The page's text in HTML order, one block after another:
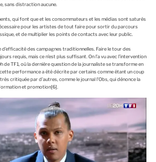
sans distraction aucune.
qui font que et les consommateurs et les médias sont saturés
pour les artistes de tout faire pour sortir du parcours
et de multiplier les points de contacts avec leur public.
des campagnes traditionnelles. Faire le tour des
requis, mais ce n’est plus suffisant. On l’a vu avec l’intervention
de TF1, où la dernière question de la journaliste se transforme en
performance a été décrite par certains comme étant un coup
critiquée par d’autres, comme le journal l’Obs, qui dénonce la
et promotion[6]